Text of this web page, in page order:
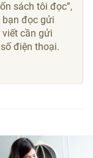
sách tôi đọc”,
bạn đọc gửi
viết cần gửi
điện thoại.